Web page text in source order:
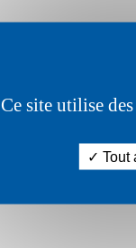
Ce site utilise
Tout